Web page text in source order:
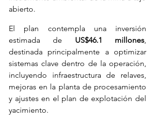
abierto.
El plan contempla una inversión
estimada de US$46.1 millones
destinada principalmente a optimizar
sistemas clave dentro de la operación,
incluyendo infraestructura de relaves,
mejoras en la planta de procesamiento
y ajustes en el plan de explotación del
yacimiento.